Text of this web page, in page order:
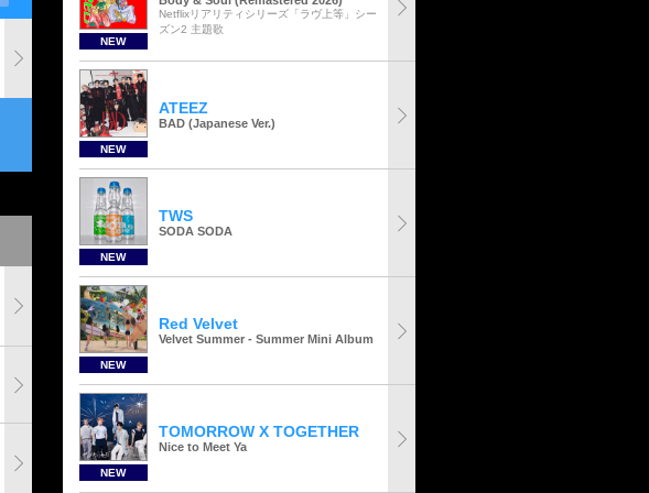
NEW
Netflixリアリティシリーズ「ラヴ上等」シー
ズン2 主題歌
NEW
ATEEZ
BAD (Japanese Ver.)
NEW
TWS
SODA SODA
NEW
Red Velvet
Velvet Summer - Summer Mini Album
NEW
TOMORROW X TOGETHER
Nice to Meet Ya